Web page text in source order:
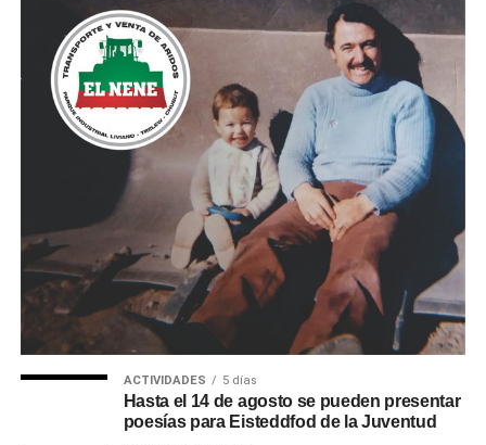
ACTIVIDADES 5 días
Hasta el 14 de agosto se pueden presentar
poesías para Eisteddfod de la Juventud